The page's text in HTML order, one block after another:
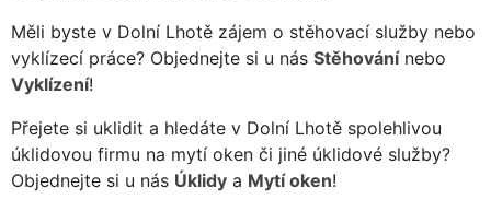
Měli byste v Dolní Lhotě zájem o stěhovací služby nebo
vyklízecí práce? Objednejte si u nás Stěhovánínebo
Vyklízení!
Přejete si uklidit a hledáte v Dolní Lhotě spolehlivou
úklidovou firmu na mytí oken či jiné úklidové služby?
Objednejte si u nás Úklidy a Mytí oken!